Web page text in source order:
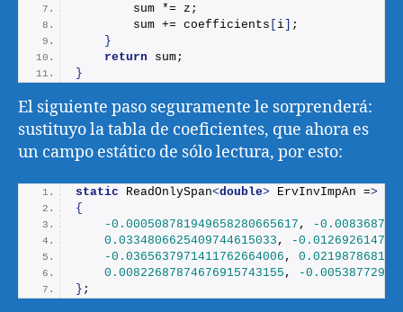
        sum *= z;
        sum += coefficients
[ i] ;
}
return sum;
}
El siguiente paso seguramente le sorprenderá:
sustituyo la tabla de coeficientes, que ahora es
un campo estático de sólo lectura, por esto:
static ReadOnlySpan<double> ErvInvImpAn =>
{
-0.000508781949658280665617 ,
-
0.0334806625409744615033 ,
-
-0.0365637971411762664006 ,
0.00822687874676915743155 ,
-
} ;